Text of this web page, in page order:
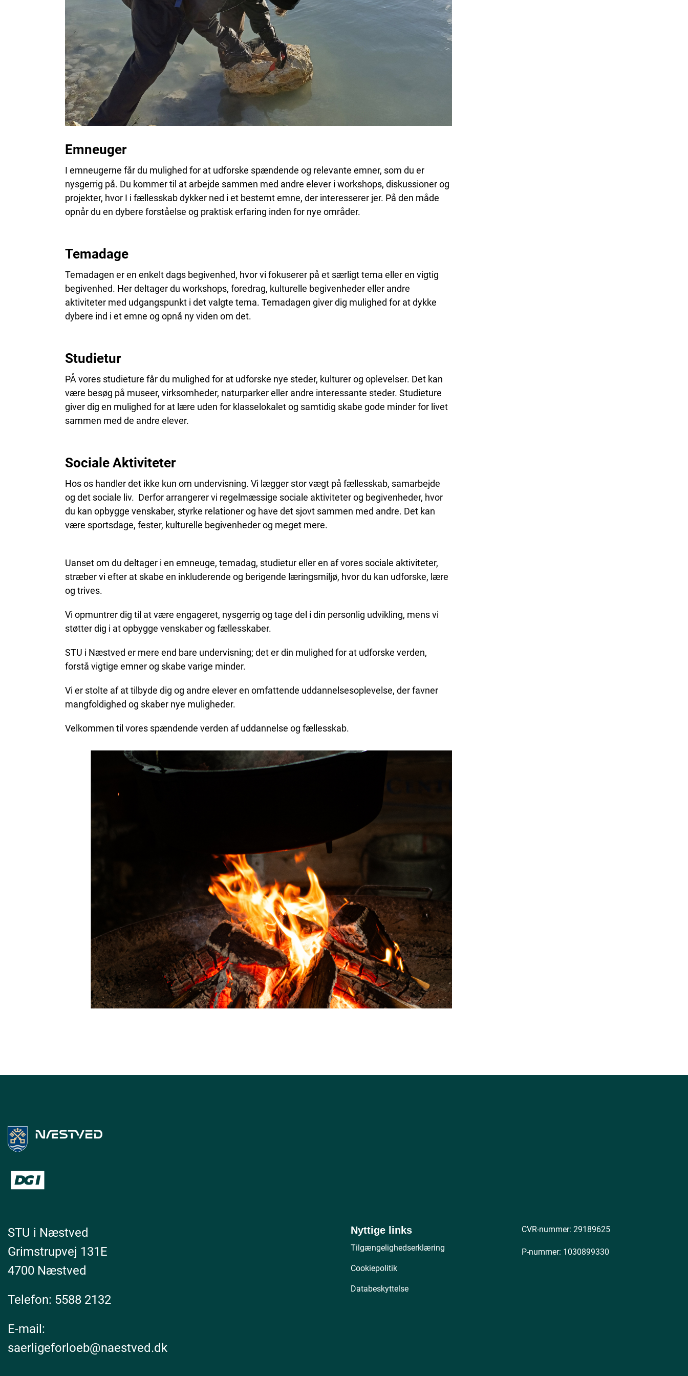
Emneuger
I emneugerne får du mulighed for at udforske spændende og relevante emner, som du er
nysgerrig på. Du kommer til at arbejde sammen med andre elever i workshops, diskussioner og
projekter, hvor I i fællesskab dykker ned i et bestemt emne, der interesserer jer. På den måde
opnår du en dybere forståelse og praktisk erfaring inden for nye områder.
Temadage
Temadagen er en enkelt dags begivenhed, hvor vi fokuserer på et særligt tema eller en vigtig
begivenhed. Her deltager du workshops, foredrag, kulturelle begivenheder eller andre
aktiviteter med udgangspunkt i det valgte tema. Temadagen giver dig mulighed for at dykke
dybere ind i et emne og opnå ny viden om det.
Studietur
PÅ vores studieture får du mulighed for at udforske nye steder, kulturer og oplevelser. Det kan
være besøg på museer, virksomheder, naturparker eller andre interessante steder. Studieture
giver dig en mulighed for at lære uden for klasselokalet og samtidig skabe gode minder for livet
sammen med de andre elever.
Sociale Aktiviteter
Hos os handler det ikke kun om undervisning. Vi lægger stor vægt på fællesskab, samarbejde
og det sociale liv. Derfor arrangerer vi regelmæssige sociale aktiviteter og begivenheder, hvor
du kan opbygge venskaber, styrke relationer og have det sjovt sammen med andre. Det kan
være sportsdage, fester, kulturelle begivenheder og meget mere.
Uanset om du deltager i en emneuge, temadag, studietur eller en af vores sociale aktiviteter,
stræber vi efter at skabe en inkluderende og berigende læringsmiljø, hvor du kan udforske, lære
og trives.
Vi opmuntrer dig til at være engageret, nysgerrig og tage del i din personlig udvikling, mens vi
støtter dig i at opbygge venskaber og fællesskaber.
STU i Næstved er mere end bare undervisning; det er din mulighed for at udforske verden,
forstå vigtige emner og skabe varige minder.
Vi er stolte af at tilbyde dig og andre elever en omfattende uddannelsesoplevelse, der favner
mangfoldighed og skaber nye muligheder.
Velkommen til vores spændende verden af uddannelse og fællesskab.
STU i Næstved
Grimstrupvej 131E
4700 Næstved
Telefon: 5588 2132
E-mail:
saerligeforloeb@naestved.dk
Nyttige links
Tilgængelighedserklæring
Cookiepolitik
Databeskyttelse
CVR-nummer: 29189625
P-nummer: 1030899330